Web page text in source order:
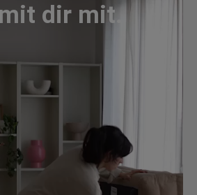
dir mit.